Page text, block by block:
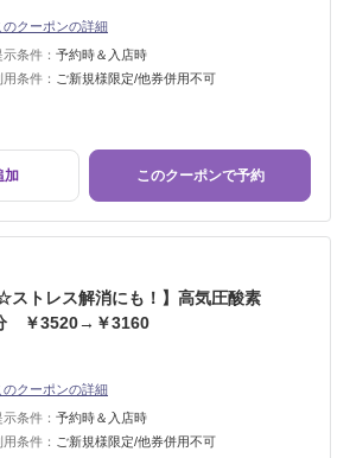
のクーポンの詳細
示条件： 予約時＆入店時
用条件： ご新規様限定/他券併用不可
加 このクーポンで予約
ストレス解消にも！】高気圧酸素
￥3520→￥3160
のクーポンの詳細
示条件： 予約時＆入店時
用条件： ご新規様限定/他券併用不可